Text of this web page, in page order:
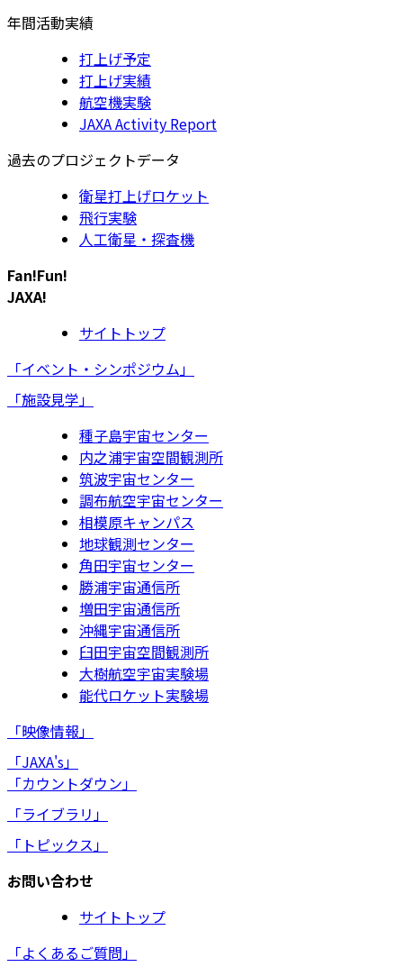
年間活動実績
打上げ予定
打上げ実績
航空機実験
JAXA Activity Report
過去のプロジェクトデータ
衛星打上げロケット
飛行実験
人工衛星・探査機
Fan!Fun!
JAXA!
サイトトップ
「イベント・シンポジウム」
「施設見学」
種子島宇宙センター
内之浦宇宙空間観測所
筑波宇宙センター
調布航空宇宙センター
相模原キャンパス
地球観測センター
角田宇宙センター
勝浦宇宙通信所
増田宇宙通信所
沖縄宇宙通信所
臼田宇宙空間観測所
大樹航空宇宙実験場
能代ロケット実験場
「映像情報」
「JAXA's」
「カウントダウン」
「ライブラリ」
「トピックス」
お問い合わせ
サイトトップ
「よくあるご質問」